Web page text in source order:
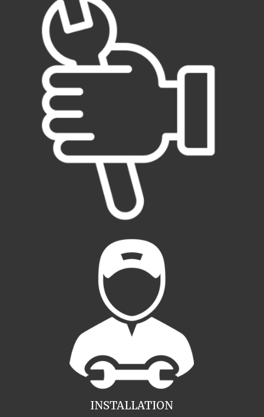
INSTALLATION